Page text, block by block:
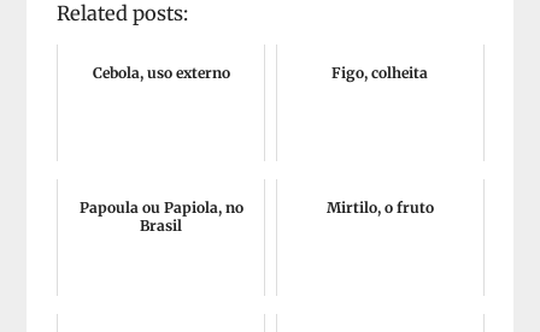
Related posts:
Cebola, uso externo Figo, colheita
Papoula ou Papiola, no
Brasil
Mirtilo, o fruto